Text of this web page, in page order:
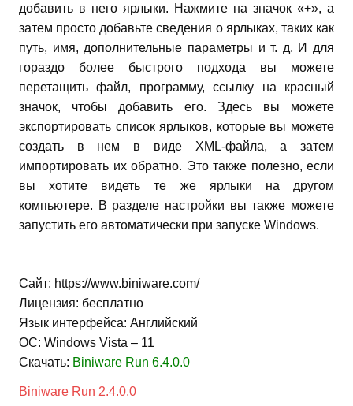
добавить в него ярлыки. Нажмите на значок «+», а
затем просто добавьте сведения о ярлыках, таких как
путь, имя, дополнительные параметры и т. д. И для
гораздо более быстрого подхода вы можете
перетащить файл, программу, ссылку на красный
значок, чтобы добавить его. Здесь вы можете
экспортировать список ярлыков, которые вы можете
создать в нем в виде XML-файла, а затем
импортировать их обратно. Это также полезно, если
вы хотите видеть те же ярлыки на другом
компьютере. В разделе настройки вы также можете
запустить его автоматически при запуске Windows.
Сайт: https://www.biniware.com/
Лицензия: бесплатно
Язык интерфейса: Английский
ОС: Windows Vista – 11
Скачать: Biniware Run 6.4.0.0
Biniware Run 2.4.0.0